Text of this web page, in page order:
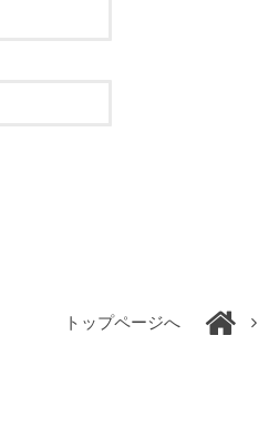
トップページへ